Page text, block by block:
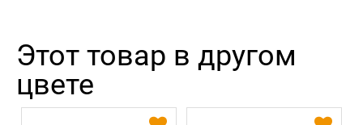
Этот товар в другом
цвете